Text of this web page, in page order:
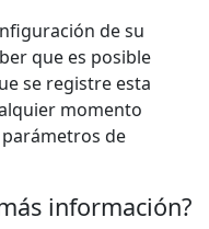
de su
que es posible
se registre esta
momento
de
información?